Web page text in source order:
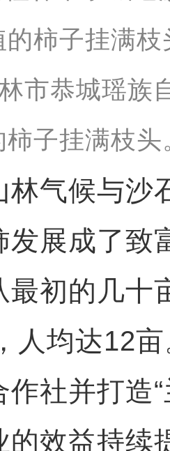
市恭城瑶族
柿子挂满枝
候与沙
发展成了致
最初的几十
人均达12
社并打造
的效益持续